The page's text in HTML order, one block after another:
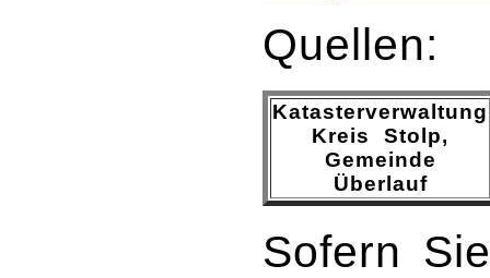
Quellen:
Katasterverwaltung
Kreis Stolp,
Gemeinde
Überlauf
Sofern